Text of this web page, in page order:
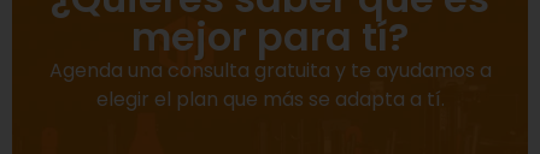
Agenda una consulta gratuita y te ayudamos a
elegir el plan que más se adapta a tí.
mejor para tí?